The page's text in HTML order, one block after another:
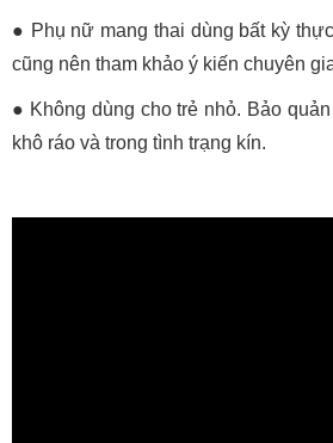
● Phụ nữ mang thai dùng bất kỳ
cũng nên tham khảo ý kiến chuyên
● Không dùng cho trẻ nhỏ. Bảo
khô ráo và trong tình trạng kín.